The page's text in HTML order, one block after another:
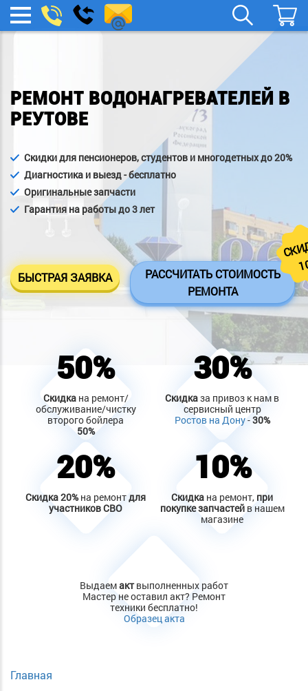
МЕНЮ
boylera@yandex.ru
Заказать
звонок
РЕМОНТ ВОДОНАГРЕВАТЕЛЕЙ В
РЕУТОВЕ
Скидки для пенсионеров, студентов и многодетных до 20%
Диагностика и выезд - бесплатно
Оригинальные запчасти
Гарантия на работы до 3 лет
БЫСТРАЯ ЗАЯВКА
РАССЧИТАТЬ СТОИМОСТЬ
РЕМОНТА
50%
Скидкана ремонт/
обслуживание/чистку
второго бойлера
50%
30%
Скидказа привоз к нам в
сервисный центр
Ростов на Дону-30%
20%
Скидка20%на ремонтдля
участников СВО
10%
Скидка на ремонт, при
покупке запчастейв нашем
магазине
Выдаемактвыполненных работ
Мастер не оставил акт? Ремонт
техники бесплатно!
Образец акта
Главная